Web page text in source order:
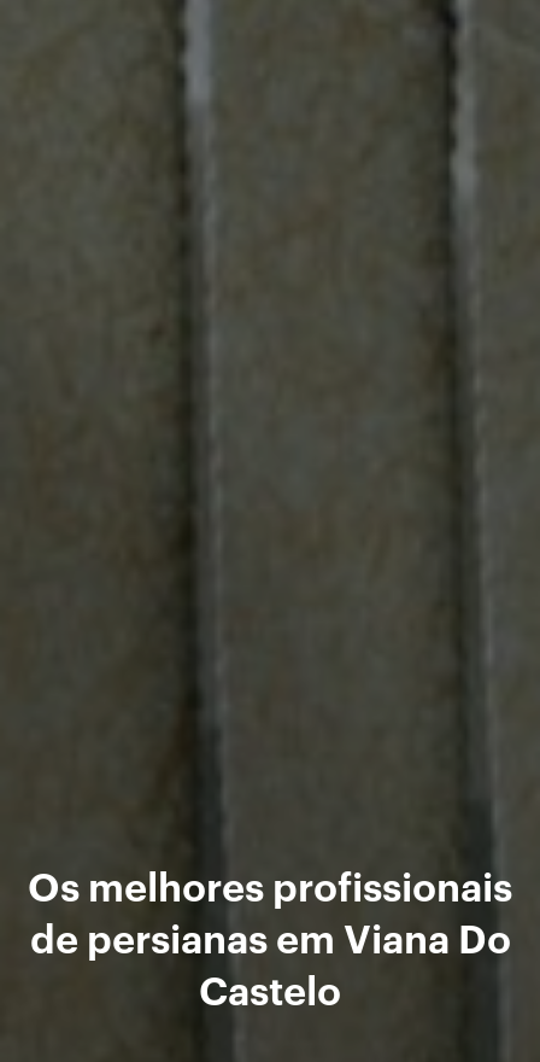
Os melhores profissionais
de persianas em Viana Do
Castelo